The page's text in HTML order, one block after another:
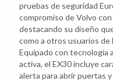
pruebas de seguridad
compromiso de Volvo
destacando su diseño
como a otros usuarios
Equipado con tecnología
activa, el EX30 incluye
alerta para abrir puertas